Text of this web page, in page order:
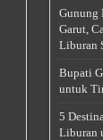
Gunung
Garut,
Liburan
Bupati
untuk
5
Liburan